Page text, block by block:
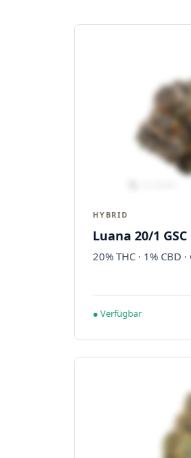
HYBRID
Luana 20/1 GSC
20% THC · 1% CBD
● Verfügbar